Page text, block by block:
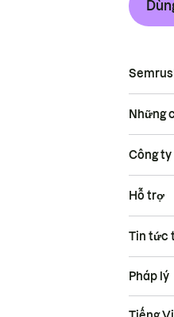
Những
Công ty
Hỗ trợ
Tin tức
Pháp lý